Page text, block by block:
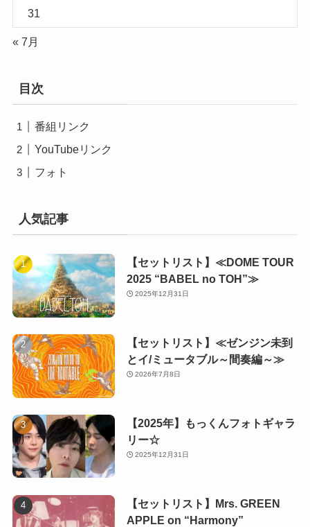
31
« 7月
目次
番組リンク
YouTubeリンク
フォト
人気記事
【セットリスト】≪DOME TOUR
2025 “BABEL no TOH”≫
2025年12月31日
【セットリスト】≪ゼンジン未到
とイ/ミュータブル～間奏編～≫
2026年7月8日
【2025年】もっくんフォトギャラ
リー☆
2025年12月31日
【セットリスト】Mrs. GREEN
APPLE on “Harmony”